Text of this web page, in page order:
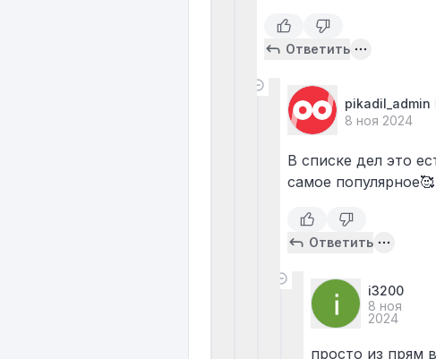
Ответить
pikadil_admin
8 ноя 2024
В списке дел это
самое популярное🥰
Ответить
i3200
8 ноя
2024
просто из прям